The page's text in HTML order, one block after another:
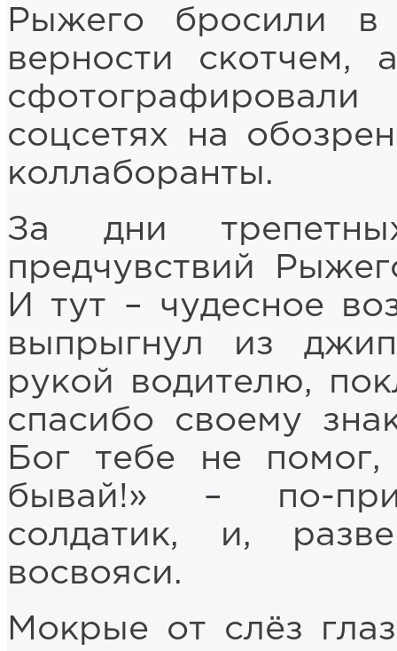
Рыжего бросили в
верности скотчем,
соцсетях на
коллаборанты.
За дни
предчувствий
И тут – чудесное
выпрыгнул из
рукой водителю,
спасибо своему
Бог тебе не
бывай!» – по-
солдатик, и,
восвояси.
Мокрые от слёз